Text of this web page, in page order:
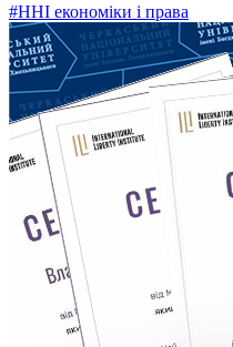
#ННІ економіки і права